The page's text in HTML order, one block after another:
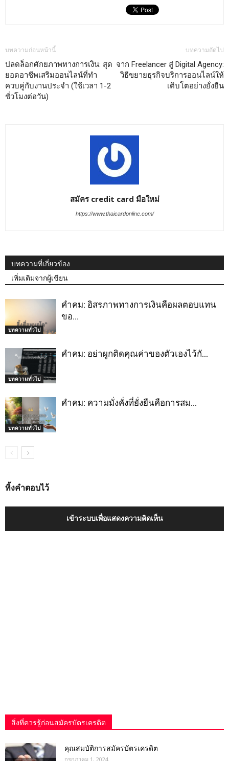
บทความก่อนหน้านี้
ปลดล็อกศักยภาพทางการเงิน: สุด
ยอดอาชีพเสริมออนไลน์ที่ทำ
ควบคู่กับงานประจำ (ใช้เวลา 1-2
ชั่วโมงต่อวัน)
บทความถัดไป
จาก Freelancer สู่ Digital Agency:
วิธีขยายธุรกิจบริการออนไลน์ให้
เติบโตอย่างยั่งยืน
สมัคร credit card มือใหม่
https://www.thaicardonline.com/
บทความที่เกี่ยวข้อง
เพิ่มเติมจากผู้เขียน
บทความทั่วไป
คำคม: อิสรภาพทางการเงินคือผลตอบแทน
ขอ…
บทความทั่วไป
คำคม: อย่าผูกติดคุณค่าของตัวเองไว้กั…
บทความทั่วไป
คำคม: ความมั่งคั่งที่ยั่งยืนคือการสม…
ทิ้งคำตอบไว้
เข้าระบบเพื่อแสดงความคิดเห็น
สิ่งที่ควรรู้ก่อนสมัครบัตรเครดิต
คุณสมบัติการสมัครบัตรเครดิต
กรกฎาคม 1, 2024